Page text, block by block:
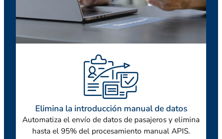
Elimina la introducción manual de datos
Automatiza el envío de datos de pasajeros y elimina
hasta el 95% del procesamiento manual APIS.